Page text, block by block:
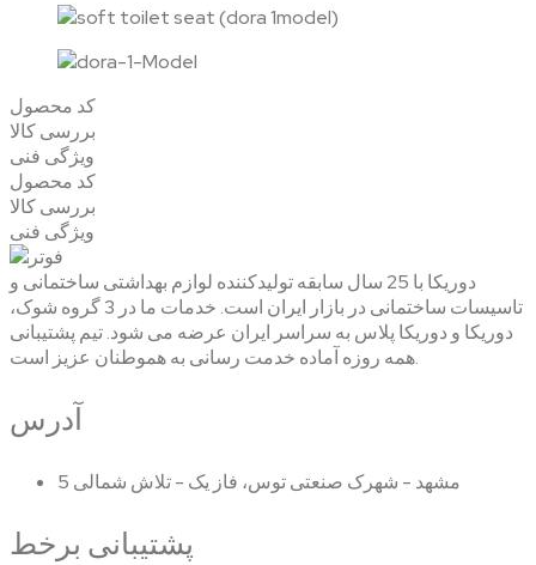
کد محصول
بررسی کالا
ویژگی فنی
کد محصول
بررسی کالا
ویژگی فنی
دوریکا با 25 سال سابقه تولیدکننده لوازم بهداشتی ساختمانی و
تاسیسات ساختمانی در بازار ایران است. خدمات ما در 3 گروه شوک،
دوریکا و دوریکا پلاس به سراسر ایران عرضه می شود. تیم پشتیبانی
همه روزه آماده خدمت رسانی به هموطنان عزیز است.
آدرس
مشهد - شهرک صنعتی توس، فاز یک - تلاش شمالی 5
پشتیبانی برخط